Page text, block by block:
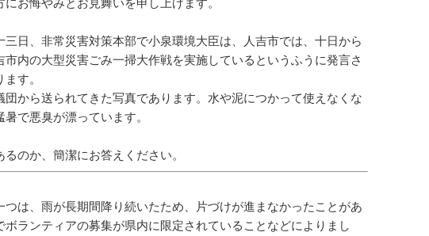
お悔やみとお見舞いを申し上げます。
日、非常災害対策本部で小泉環境大臣は、人吉市では、十日から
内の大型災害ごみ一掃大作戦を実施しているというふうに発言さ
す。
から送られてきた写真であります。水や泥につかって使えなくな
で悪臭が漂っています。
のか、簡潔にお答えください。
は、雨が長期間降り続いたため、片づけが進まなかったことがあ
ランティアの募集が県内に限定されていることなどによりまし